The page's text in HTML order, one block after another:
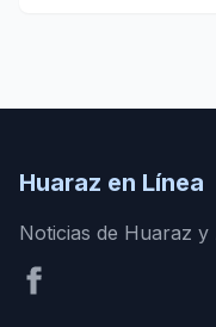
Huaraz en Línea
Noticias de Huaraz y